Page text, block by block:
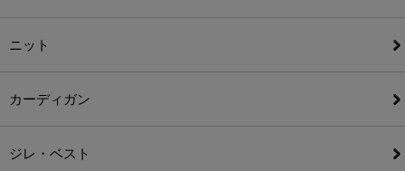
ニット
カーディガン
ジレ・ベスト